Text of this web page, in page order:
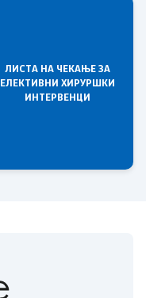
ЛИСТА НА ЧЕКАЊЕ ЗА
ЕЛЕКТИВНИ ХИРУРШКИ
ИНТЕРВЕНЦИ